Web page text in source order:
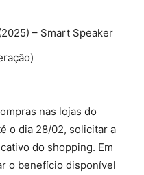
– Smart Speaker
nas lojas do
o dia 28/02, solicitar a
do shopping. Em
o benefício disponível